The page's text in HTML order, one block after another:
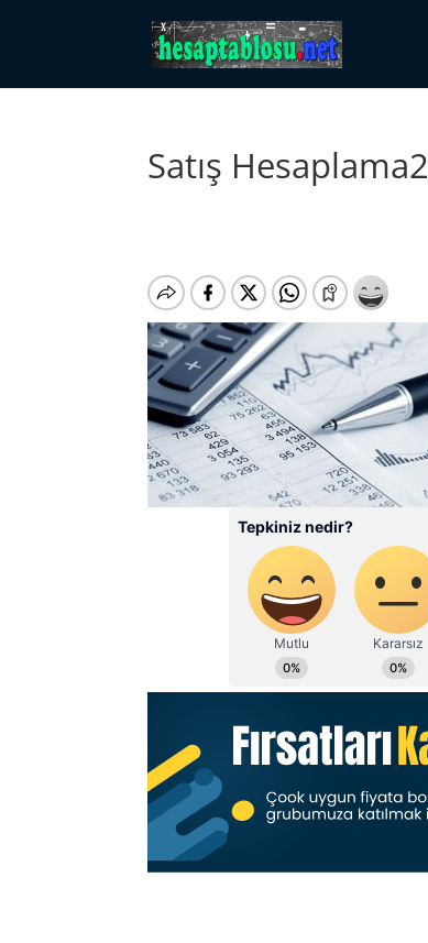
Satış Hesaplama2